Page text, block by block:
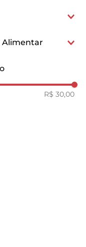
Alimentar
R$ 30,00